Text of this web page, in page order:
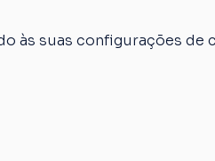
às suas configurações de